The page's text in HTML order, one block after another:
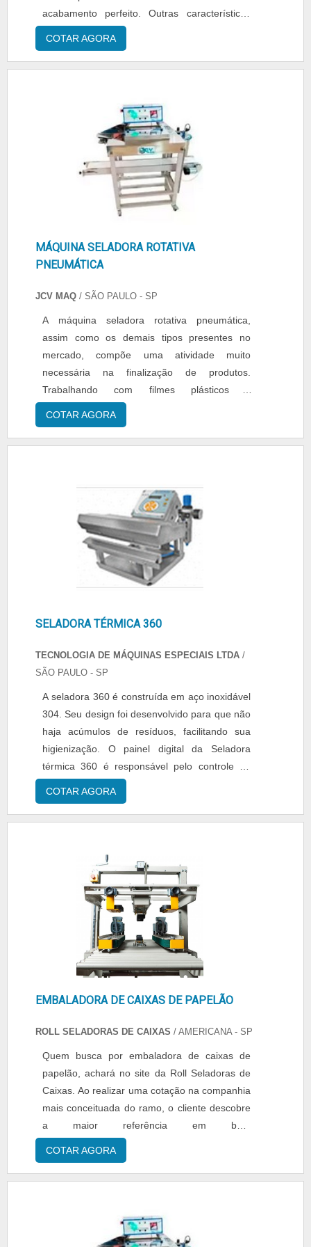
seu melhor destaque é conquistar a confiança
de cada um. Tudo isso só é possível através
do investimento em equipamentos modernos e
profissionais experientes. A Fortvac é uma
melhor experiência de todos os clientes.
acabamento perfeito. Outras características
Com acionamento manual com termostato,
temporizador, fio de corte, controle eletrônico
do tempo de selagem visual e bandeja de
selagem e encolhimento em uma ú....
COTAR AGORA
MÁQUINA SELADORA ROTATIVA
PNEUMÁTICA
JCV MAQ / SÃO PAULO - SP
A máquina seladora rotativa pneumática,
assim como os demais tipos presentes no
mercado, compõe uma atividade muito
necessária na finalização de produtos.
Trabalhando com filmes plásticos e
embalagens em polietileno que encapsulam o
material, o produto completa o ciclo de
produção ou distribuição pelos serviços da
setores de oferecimento de congelados,
alimentos ....
COTAR AGORA
SELADORA TÉRMICA 360
TECNOLOGIA DE MÁQUINAS ESPECIAIS LTDA /
SÃO PAULO - SP
A seladora 360 é construída em aço inoxidável
304. Seu design foi desenvolvido para que não
haja acúmulos de resíduos, facilitando sua
higienização. O painel digital da Seladora
térmica 360 é responsável pelo controle de
temperatura, velocidade e ciclos, podendo ser
configurado para o acionamento com pedal.....
COTAR AGORA
EMBALADORA DE CAIXAS DE PAPELÃO
ROLL SELADORAS DE CAIXAS / AMERICANA - SP
Quem busca por embaladora de caixas de
papelão, achará no site da Roll Seladoras de
Caixas. Ao realizar uma cotação na companhia
mais conceituada do ramo, o cliente descobre
a maior referência em bom
atendimento.Quando o quesito é embaladora
de caixas de papelão, com os colaboradores
da Roll Seladoras de Caixas o cliente recebe
EMBALADORA DE CAIXAS DE PAPELÃOA Roll
COTAR AGORA